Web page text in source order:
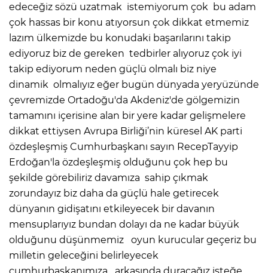
edeceğiz sözü uzatmak istemiyorum çok bu adam
çok hassas bir konu atıyorsun çok dikkat etmemiz
lazım ülkemizde bu konudaki başarılarını takip
ediyoruz biz de gereken tedbirler alıyoruz çok iyi
takip ediyorum neden güçlü olmalı biz niye
dinamik olmalıyız eğer bugün dünyada yeryüzünde
çevremizde Ortadoğu'da Akdeniz'de gölgemizin
tamamını içerisine alan bir yere kadar gelişmelere
dikkat ettiysen Avrupa Birliği’nin küresel AK parti
özdeşleşmiş Cumhurbaşkanı sayın RecepTayyip
Erdoğan'la özdeşleşmiş olduğunu çok hep bu
şekilde görebiliriz davamıza sahip çıkmak
zorundayız biz daha da güçlü hale getirecek
dünyanın gidişatını etkileyecek bir davanın
mensuplarıyız bundan dolayı da ne kadar büyük
olduğunu düşünmemiz oyun kurucular geçeriz bu
milletin geleceğini belirleyecek